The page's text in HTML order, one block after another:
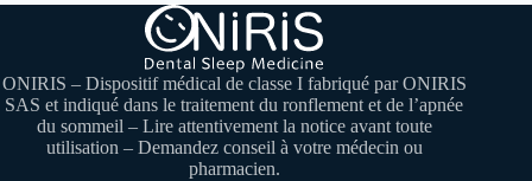
ONIRIS – Dispositif médical de classe I fabriqué par ONIRIS
SAS et indiqué dans le traitement du ronflement et de l’apnée
du sommeil – Lire attentivement la notice avant toute
utilisation – Demandez conseil à votre médecin ou
pharmacien.